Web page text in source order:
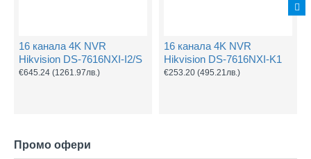
16 канала 4K NVR
Hikvision DS-7616NXI-I2/S
€645.24 (1261.97лв.)
16 канала 4K NVR
Hikvision DS-7616NXI-K1
€253.20 (495.21лв.)
Промо офери